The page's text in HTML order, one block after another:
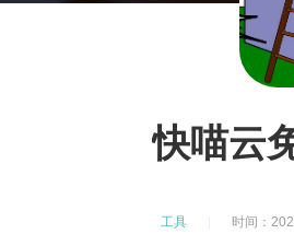
快喵云
工具 时间：